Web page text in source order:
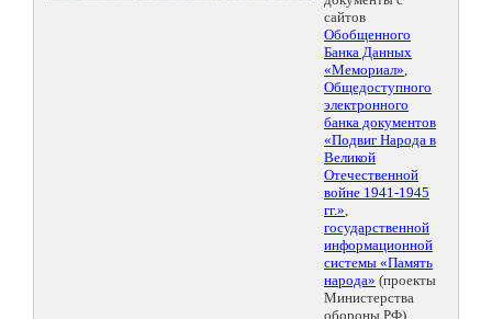
сайтов
Обобщенного
Банка Данных
«Мемориал»,
Общедоступного
электронного
банка документов
«Подвиг Народа в
Великой
Отечественной
войне 1941-1945
гг.»,
государственной
информационной
системы «Память
народа» (проекты
Министерства
обороны РФ),